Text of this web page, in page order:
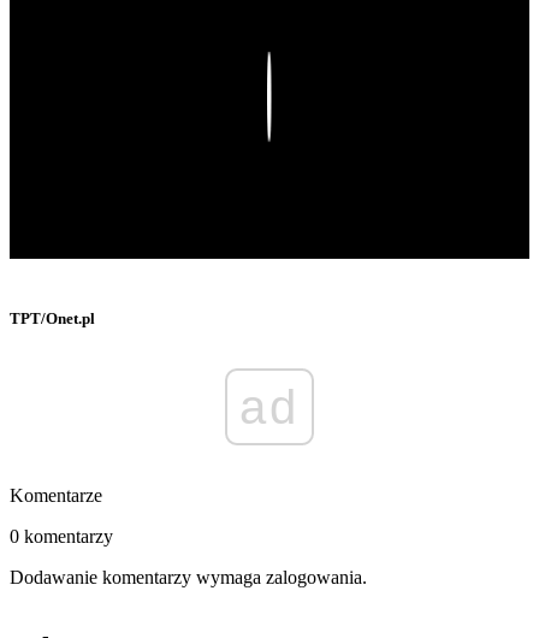
TPT/Onet.pl
ad
Komentarze
0 komentarzy
Dodawanie komentarzy wymaga zalogowania.